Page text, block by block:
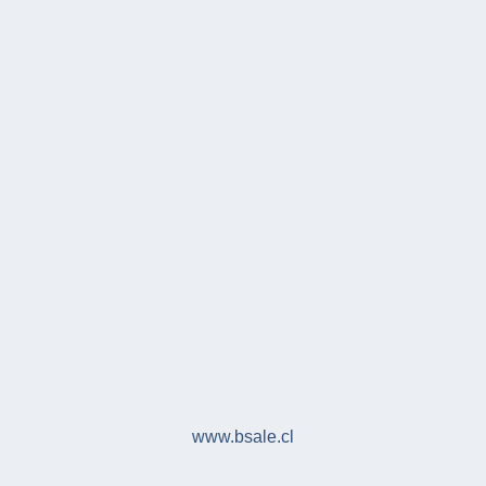
www.bsale.cl